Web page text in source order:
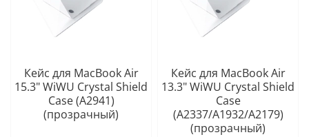
Кейс для MacBook Air
15.3" WiWU Crystal Shield
Case (A2941)
(прозрачный)
Кейс для MacBook Air
13.3" WiWU Crystal Shield
Case
(A2337/A1932/A2179)
(прозрачный)